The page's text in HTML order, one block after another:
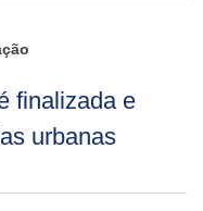
finalizada e
urbanas